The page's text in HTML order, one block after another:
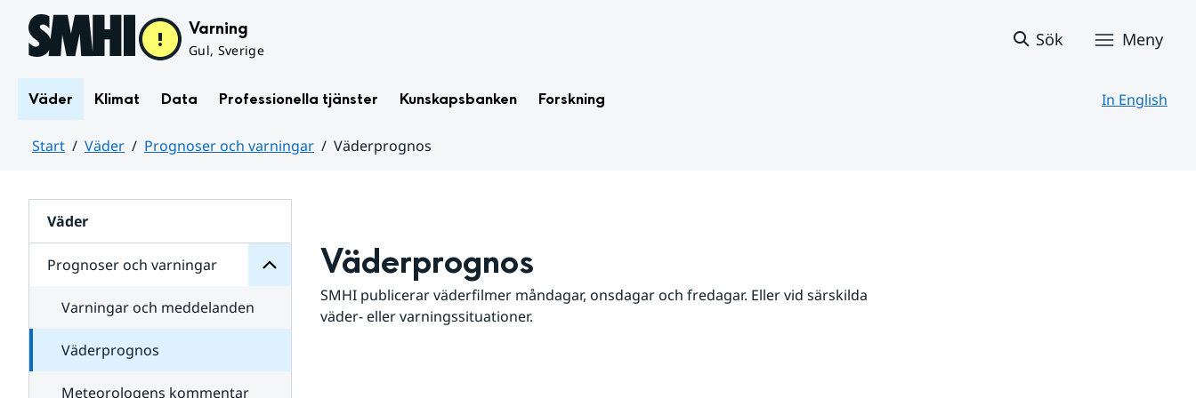
Hoppa till sidans innehåll Varning
Gul, Sverige
Sök Meny
Väder Klimat Data Professionella tjänster Kunskapsbanken Forskning In English
Start Väder Prognoser och varningar
Väderprognos
Väder
Prognoser och varningar
för
varningar
Varningar och meddelanden
Väderprognos
Meteorologens kommentar
Väderprognos
SMHI publicerar väderfilmer måndagar, onsdagar och fredagar. Eller vid särskilda
väder- eller varningssituationer.